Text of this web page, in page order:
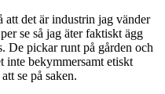
att det är industrin jag vänder
se så jag äter faktiskt ägg
De pickar runt på gården och
inte bekymmersamt etiskt
se på saken.